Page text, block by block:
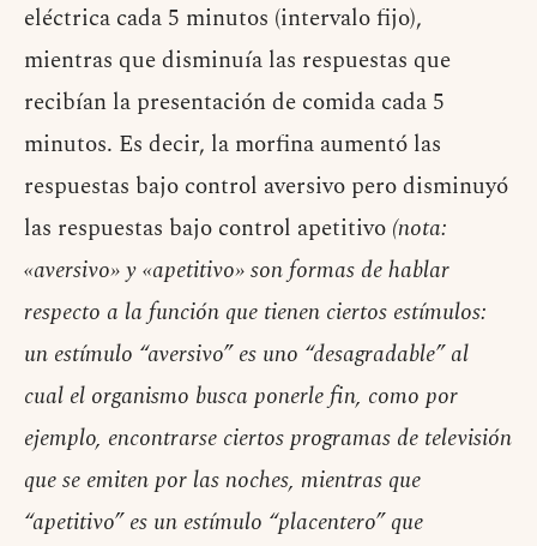
eléctrica cada 5 minutos (intervalo fijo),
mientras que disminuía las respuestas que
recibían la presentación de comida cada 5
minutos. Es decir, la morfina aumentó las
respuestas bajo control aversivo pero disminuyó
las respuestas bajo control apetitivo (nota:
«aversivo» y «apetitivo» son formas de hablar
respecto a la función que tienen ciertos estímulos:
un estímulo “aversivo” es uno “desagradable” al
cual el organismo busca ponerle fin, como por
ejemplo, encontrarse ciertos programas de televisión
que se emiten por las noches, mientras que
“apetitivo” es un estímulo “placentero” que